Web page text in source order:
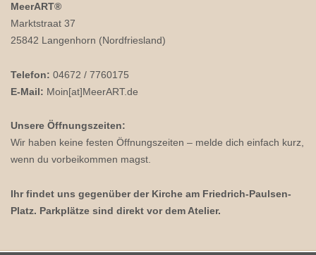
MeerART®
Marktstraat 37
25842 Langenhorn (Nordfriesland)
Telefon: 04672 / 7760175
E-Mail: Moin[at]MeerART.de
Unsere Öffnungszeiten:
Wir haben keine festen Öffnungszeiten – melde dich einfach kurz,
wenn du vorbeikommen magst.
Ihr findet uns gegenüber der Kirche am Friedrich-Paulsen-
Platz. Parkplätze sind direkt vor dem Atelier.